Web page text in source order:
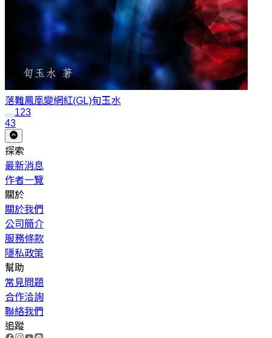
落難鳳凰變網紅(GL)旬玉水
123
43
探索
最新消息
作者一覽
關於
關於我們
公司簡介
服務條款
隱私政策
幫助
常見問題
合作洽詢
聯絡我們
追蹤